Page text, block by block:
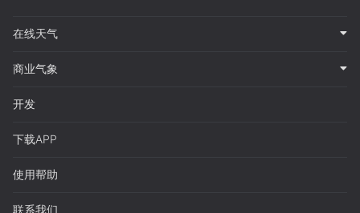
在线天气
商业气象
开发
下载APP
使用帮助
联系我们